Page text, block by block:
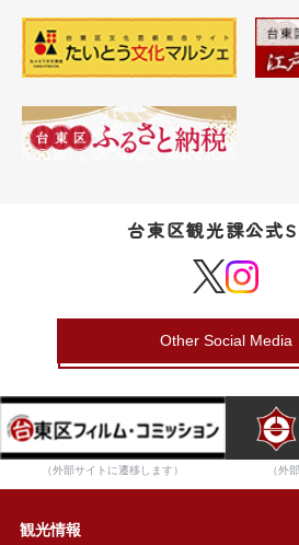
台東区観光課公式
Other Social Media
（外部サイトに遷移します） （外
観光情報